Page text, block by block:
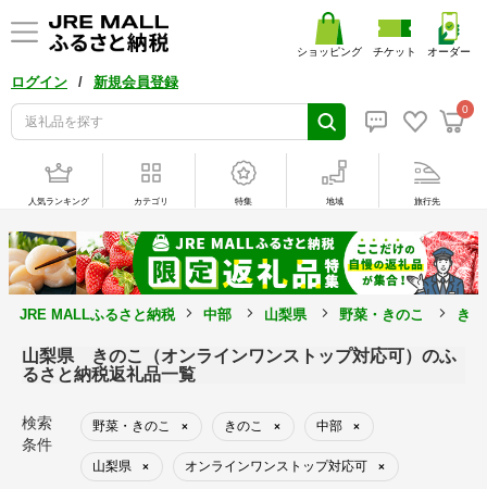
ログイン / 新規会員登録
0
ショッピング チケット オーダー
人気ランキング カテゴリ 特集 地域 旅行先
JRE MALLふるさと納税 中部 山梨県 野菜・きのこ き
山梨県 きのこ（オンラインワンストップ対応可）のふ
るさと納税返礼品一覧
検索
条件
野菜・きのこ × きのこ × 中部 ×
山梨県 × オンラインワンストップ対応可 ×